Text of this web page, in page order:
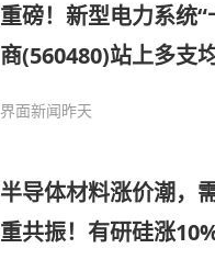
重磅！新型电力系统
商(560480)站上多支
界面新闻昨天
半导体材料涨价潮，
重共振！有研硅涨